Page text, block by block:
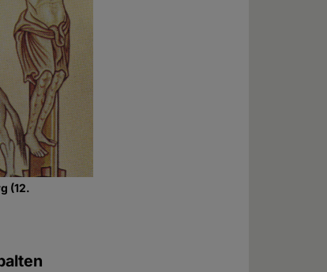
(12.